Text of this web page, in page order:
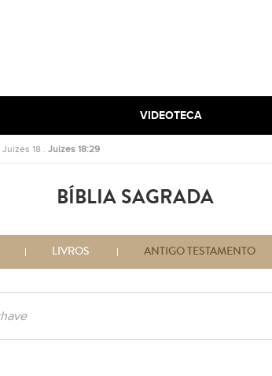
VIDEOTECA
Juizes 18 . Juizes 18:29
BÍBLIA SAGRADA
LIVROS ANTIGO TESTAMENTO